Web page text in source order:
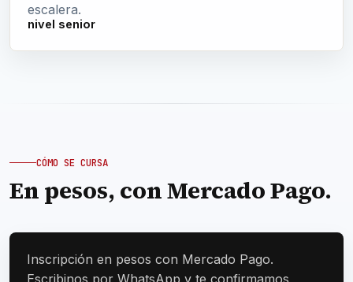
escalera.
nivel senior
CÓMO SE CURSA
En pesos, con Mercado Pago.
Inscripción en pesos con Mercado Pago.
Escribinos por WhatsApp y te confirmamos